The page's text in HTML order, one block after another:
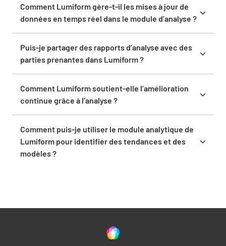
t’aider à prendre des décisions éclairées.
t’aident à configurer rapidement et à commencer à
analyser les données.
Comment Lumiform gère-t-il les mises à jour de
données en temps réel dans le module d’analyse ?
informations les plus récentes pour une analyse
précise.
Puis-je partager des rapports d’analyse avec des
parties prenantes dans Lumiform ?
canaux, en veillant à ce que tout le monde ait accès
aux dernières informations.
Comment Lumiform soutient-elle l’amélioration
continue grâce à l’analyse ?
performances, identifier les tendances et mettre en
œuvre des changements basés sur les données.
Comment puis-je utiliser le module analytique de
Lumiform pour identifier des tendances et des
modèles ?